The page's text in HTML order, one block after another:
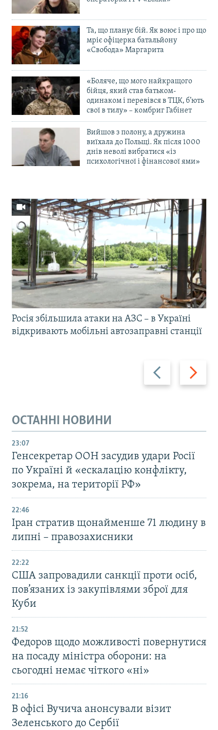
Та, що планує бій. Як воює і про що
мріє офіцерка батальйону
«Свобода» Маргарита
«Боляче, що мого найкращого
бійця, який став батьком-
одинаком і перевівся в ТЦК, б’ють
свої в тилу» – комбриг Габінет
Вийшов з полону, а дружина
виїхала до Польщі. Як після 1000
днів неволі вибратися «із
психологічної і фінансової ями»
Назад Вперед
Росія збільшила атаки на АЗС – в Україні
відкривають мобільні автозаправні станції
ОСТАННІ НОВИНИ
23:07
Генсекретар ООН засудив удари Росії
по Україні й «ескалацію конфлікту,
зокрема, на території РФ»
22:46
Іран стратив щонайменше 71 людину в
липні – правозахисники
22:22
США запровадили санкції проти осіб,
пов’язаних із закупівлями зброї для
Куби
21:52
Федоров щодо можливості повернутися
на посаду міністра оборони: на
сьогодні немає чіткого «ні»
21:16
В офісі Вучича анонсували візит
Зеленського до Сербії